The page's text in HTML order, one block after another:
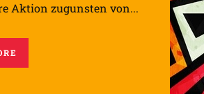
Aktion zugunsten von...